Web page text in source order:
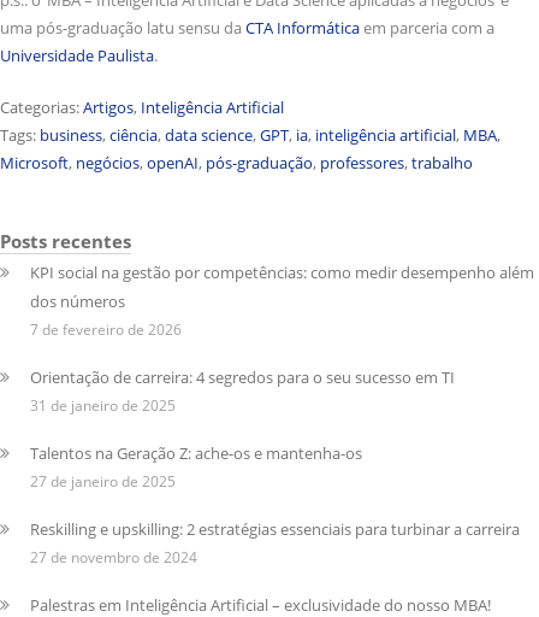
uma pós-graduação latu sensu da CTA Informáticaem parceria com a
Universidade Paulista.
Categorias:Artigos, Inteligência Artificial
Tags: business,ciência,data science,GPT, ia, inteligência artificial, MBA,
Microsoft, negócios,openAI, pós-graduação, professores,trabalho
Posts recentes
KPI social na gestão por competências: como medir desempenho além
dos números
7 de fevereiro de 2026
Orientação de carreira: 4 segredos para o seu sucesso em TI
31 de janeiro de 2025
Talentos na Geração Z: ache-os e mantenha-os
27 de janeiro de 2025
Reskilling e upskilling: 2 estratégias essenciais para turbinar a carreira
27 de novembro de 2024
Palestras em Inteligência Artificial – exclusividade do nosso MBA!